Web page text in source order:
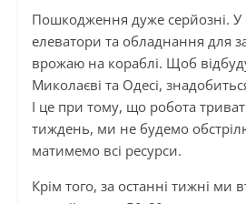
Пошкодження дуже серйозні. У
елеватори та обладнання для
врожаю на кораблі. Щоб
Миколаєві та Одесі,
І це при тому, що робота
тиждень, ми не будемо
матимемо всі ресурси.
Крім того, за останні тижні ми